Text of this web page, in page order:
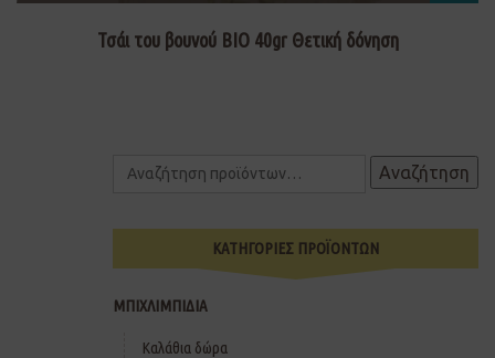
Τσάι του βουνού ΒΙΟ 40gr Θετική δόνηση
Αναζήτηση
ΚΑΤΗΓΟΡΙΕΣ ΠΡΟΪΟΝΤΩΝ
ΜΠΙΧΛΙΜΠΙΔΙΑ
Καλάθια δώρα